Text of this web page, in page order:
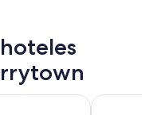
Downtown Le